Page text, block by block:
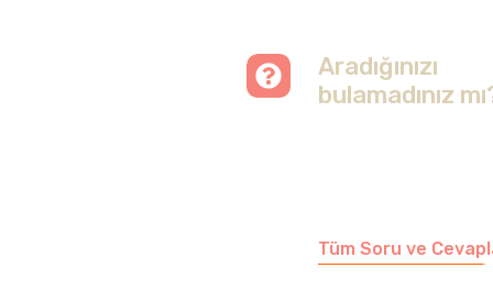
Aradığınızı
bulamadınız
Tüm Soru ve